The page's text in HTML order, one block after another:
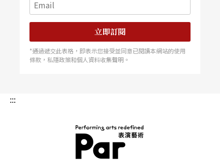
立即訂閱
*通過遞交此表格，即表示您接受並同意已閱讀本網站的使用
條款，私隱政策和個人資料收集聲明。
:::